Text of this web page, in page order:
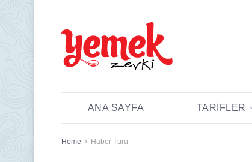
ANA SAYFA TARIFLER
Home Haber Turu